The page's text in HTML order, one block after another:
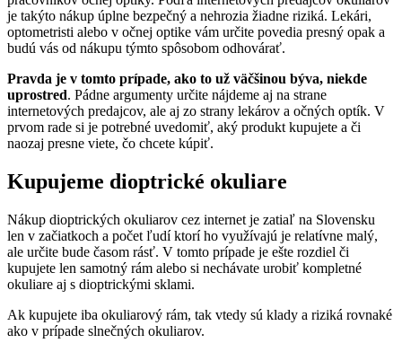
je takýto nákup úplne bezpečný a nehrozia žiadne riziká. Lekári,
optometristi alebo v očnej optike vám určite povedia presný opak a
budú vás od nákupu týmto spôsobom odhovárať.
Pravda je v tomto prípade, ako to už väčšinou býva, niekde
uprostred. Pádne argumenty určite nájdeme aj na strane
internetových predajcov, ale aj zo strany lekárov a očných optík. V
prvom rade si je potrebné uvedomiť, aký produkt kupujete a či
naozaj presne viete, čo chcete kúpiť.
Kupujeme dioptrické okuliare
Nákup dioptrických okuliarov cez internet je zatiaľ na Slovensku
len v začiatkoch a počet ľudí ktorí ho využívajú je relatívne malý,
ale určite bude časom rásť. V tomto prípade je ešte rozdiel či
kupujete len samotný rám alebo si nechávate urobiť kompletné
okuliare aj s dioptrickými sklami.
Ak kupujete iba okuliarový rám, tak vtedy sú klady a riziká rovnaké
ako v prípade slnečných okuliarov.